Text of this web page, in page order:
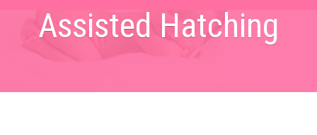
Assisted Hatching